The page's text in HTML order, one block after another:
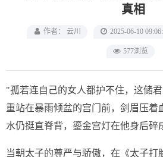
真相
作者： 云川 2025-06-10
577浏览
"孤若连自己的女人都护不住，这储
重站在暴雨倾盆的宫门前，剑眉压着
水仍挺直脊背，鎏金宫灯在他身后碎
当朝太子的尊严与骄傲，在《太子打